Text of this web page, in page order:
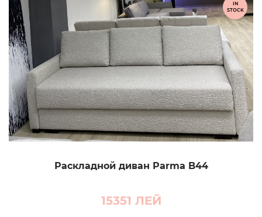
IN
STOCK
Раскладной диван Parma B44
15351 ЛЕЙ